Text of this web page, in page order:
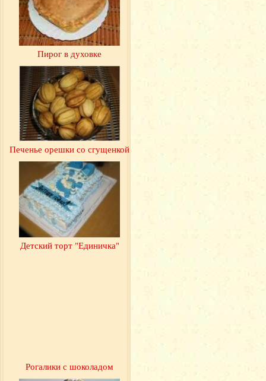
Пирог в духовке
Печенье орешки со сгущенкой
Детский торт "Единичка"
Рогалики с шоколадом